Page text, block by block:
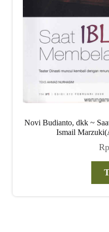
Novi Budianto, dkk ~
Ismail
Rp